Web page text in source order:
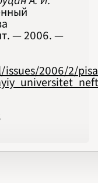
— 2006. —
2006/2/